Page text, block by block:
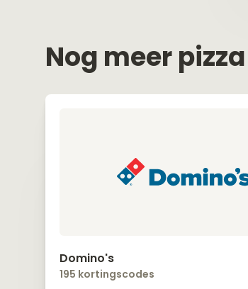
Nog meer
Domino's
195 kortingscodes